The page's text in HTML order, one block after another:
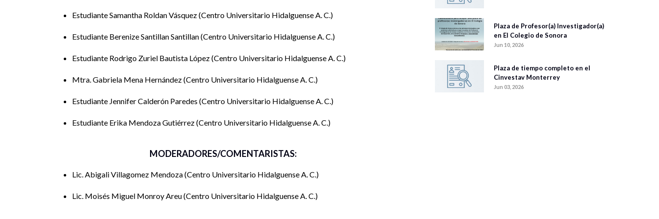
Estudiante Samantha Roldan Vásquez Centro Universitario Hidalguense A. C.
Estudiante Berenize Santillan Santillan Centro Universitario Hidalguense A. C.
Estudiante Rodrigo Zuriel Bautista López Centro Universitario Hidalguense A. C.
Mtra. Gabriela Mena Hernández Centro Universitario Hidalguense A. C.
Estudiante Jennifer Calderón Paredes Centro Universitario Hidalguense A. C.
Estudiante Erika Mendoza Gutiérrez Centro Universitario Hidalguense A. C.
MODERADORES/COMENTARISTAS:
Lic. Abigali Villagomez Mendoza Centro Universitario Hidalguense A. C.
Lic. Moisés Miguel Monroy Areu Centro Universitario Hidalguense A. C.
Plaza de Profesor(a) Investigador(a)
en El Colegio de Sonora
Jun 10, 2026
Plaza de tiempo completo en el
Cinvestav Monterrey
Jun 03, 2026